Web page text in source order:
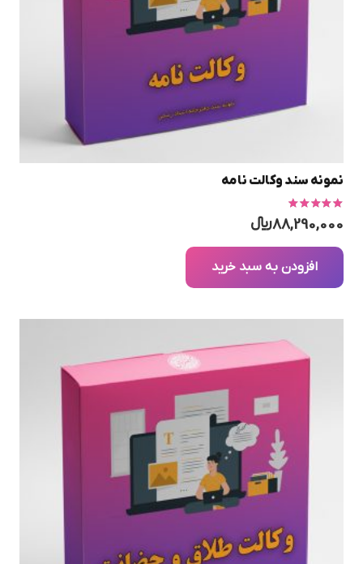
نمونه سند وکالت نامه
امتیاز5.00از 588,290,000﷼
افزودن به سبد خرید